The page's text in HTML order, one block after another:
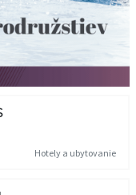
Hotely a ubytovanie